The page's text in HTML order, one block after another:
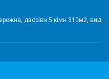
дворівн 5 кімн 310м2, вид